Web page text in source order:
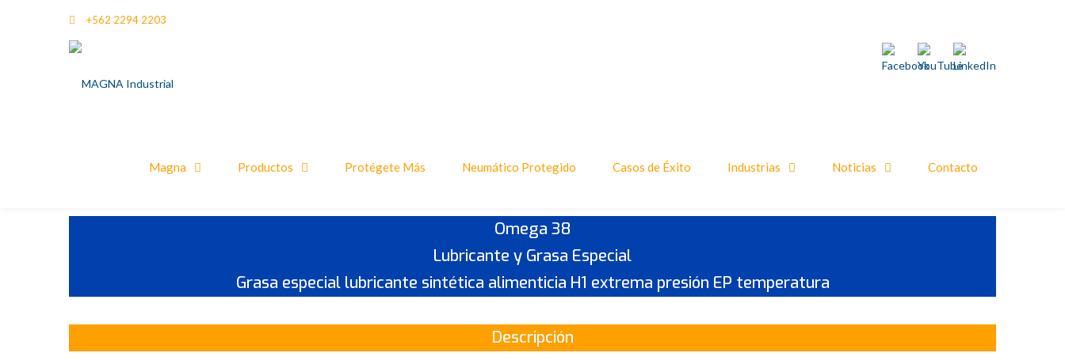
+562 2294 2203
Magna Productos Protégete Más Neumático Protegido Casos de Éxito Industrias Noticias Contacto
Omega 38
Lubricante y Grasa Especial
Grasa especial lubricante sintética alimenticia H1 extrema presión EP temperatura
Descripción